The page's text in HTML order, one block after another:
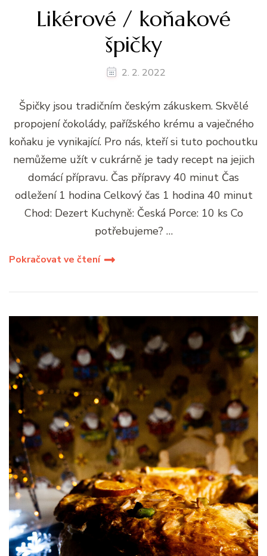
Likérové / koňakové
špičky
2. 2. 2022
Špičky jsou tradičním českým zákuskem. Skvělé
propojení čokolády, pařížského krému a vaječného
koňaku je vynikající. Pro nás, kteří si tuto pochoutku
nemůžeme užít v cukrárně je tady recept na jejich
domácí přípravu. Čas přípravy 40 minut Čas
odležení 1 hodina Celkový čas 1 hodina 40 minut
Chod: Dezert Kuchyně: Česká Porce: 10 ks Co
potřebujeme? …
Pokračovat ve čtení